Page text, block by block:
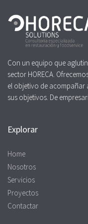
Con un equipo que
sector HORECA.
el objetivo de acompañar
sus objetivos. De
Explorar
Home
Nosotros
Servicios
Proyectos
Contactar